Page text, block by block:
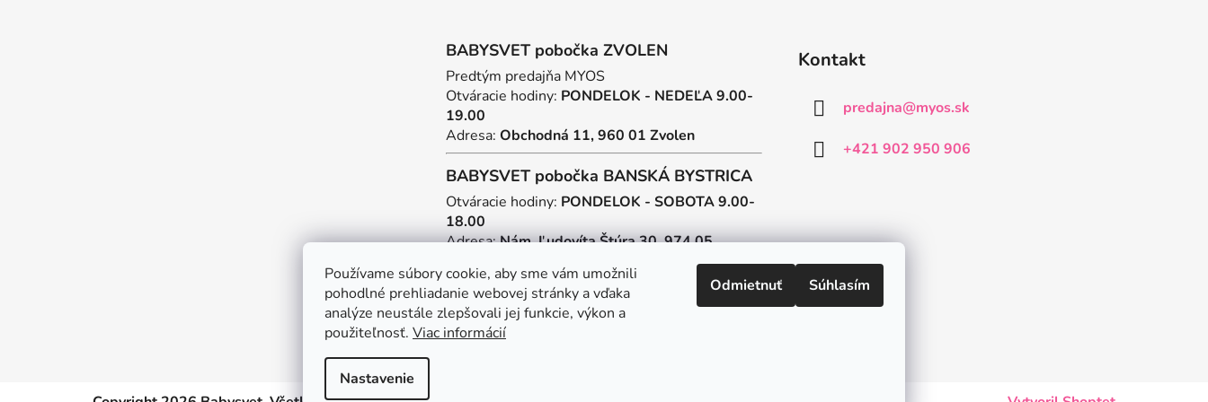
Používame súbory cookie, aby sme vám umožnili
pohodlné prehliadanie webovej stránky a vďaka
analýze neustále zlepšovali jej funkcie, výkon a
použiteľnosť. Viac informácií
Nastavenie
Odmietnuť Súhlasím
s
BABYSVET pobočka ZVOLEN
Predtým predajňa MYOS
Otváracie hodiny: PONDELOK - NEDEĽA 9.00-
19.00
Adresa: Obchodná 11, 960 01 Zvolen
BABYSVET pobočka BANSKÁ BYSTRICA
Otváracie hodiny: PONDELOK - SOBOTA 9.00-
18.00
Adresa:Nám. Ľudovíta Štúra 30, 974 05
Tvorba webstránokaSEO
Kontakt
predajna@myos.sk
+421 902 950 906